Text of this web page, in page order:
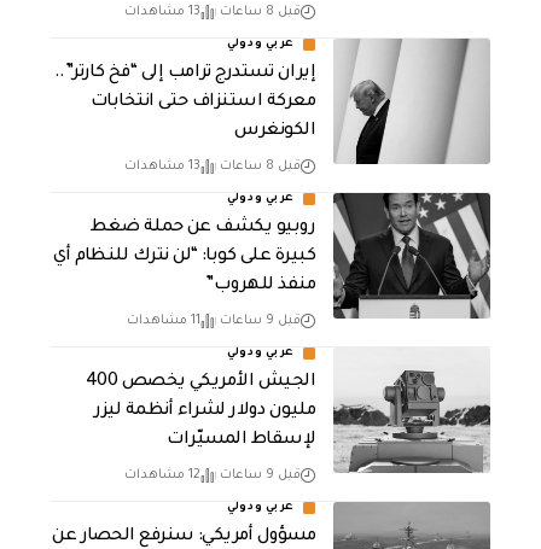
قبل 8 ساعات 13 مشاهدات
عربي ودولي
إيران تستدرج ترامب إلى “فخ كارتر”..
معركة استنزاف حتى انتخابات
الكونغرس
قبل 8 ساعات 13 مشاهدات
عربي ودولي
روبيو يكشف عن حملة ضغط
كبيرة على كوبا: “لن نترك للنظام أي
منفذ للهروب”
قبل 9 ساعات 11 مشاهدات
عربي ودولي
الجيش الأمريكي يخصص 400
مليون دولار لشراء أنظمة ليزر
لإسقاط المسيّرات
قبل 9 ساعات 12 مشاهدات
عربي ودولي
مسؤول أمريكي: سنرفع الحصار عن